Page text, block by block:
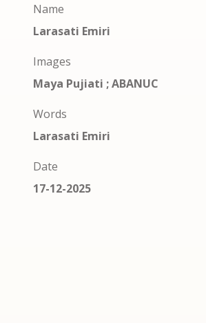
Name
Larasati Emiri
Images
Maya Pujiati ; ABANUC
Words
Larasati Emiri
Date
17-12-2025